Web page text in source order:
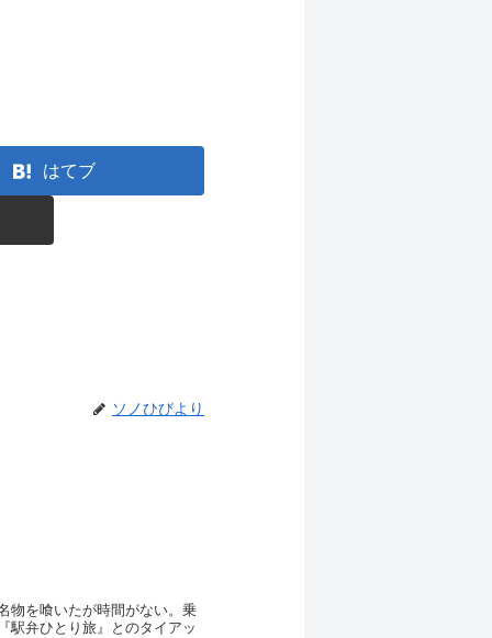
はてブ
ソノひびより
物を喰いたが時間がない。乗
駅弁ひとり旅』とのタイアッ